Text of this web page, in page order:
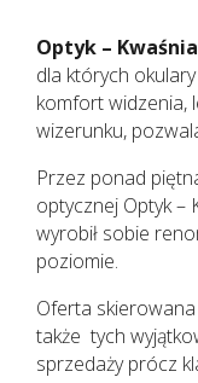
Optyk –
dla których
komfort widzenia,
wizerunku,
Przez ponad
optycznej Optyk –
wyrobił sobie
poziomie.
Oferta
także tych
sprzedaży prócz